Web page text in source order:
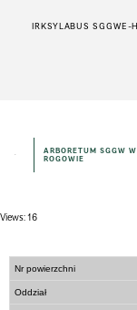
IRKSYLABUS SGGWE-
ARBORETUM SGGW W
ROGOWIE
Views: 16
Nr powierzchni
Oddział